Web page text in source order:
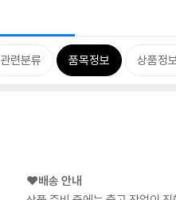
관련분류 품목정보 상품정
❤️배송 안내